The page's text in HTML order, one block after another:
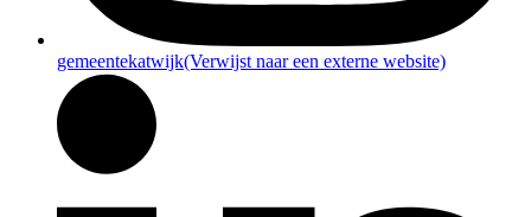
gemeentekatwijk(Verwijst naar een externe website)